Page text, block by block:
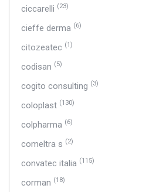
ciccarelli (23)
cieffe derma (6)
citozeatec (1)
codisan (5)
cogito consulting (3)
coloplast (130)
colpharma (6)
comeltra s (2)
convatec italia (115)
corman (18)